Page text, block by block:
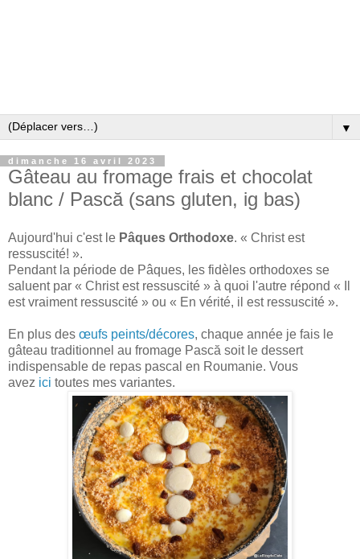
▼
dimanche 16 avril 2023
Gâteau au fromage frais et chocolat
blanc / Pască (sans gluten, ig bas)
Aujourd'hui c'estle Pâques Orthodoxe. « Christ est
ressuscité! ».
Pendant la période de Pâques, les fidèles orthodoxes se
saluent par « Christ est ressuscité » à quoi l'autre répond « Il
est vraiment ressuscité » ou « En vérité, il est ressuscité ».
En plus des œufs peints/décores, chaque année je fais le
gâteau traditionnel au fromage Pască soit le dessert
indispensable de repas pascal en Roumanie. Vous
avez ici toutes mes variantes.